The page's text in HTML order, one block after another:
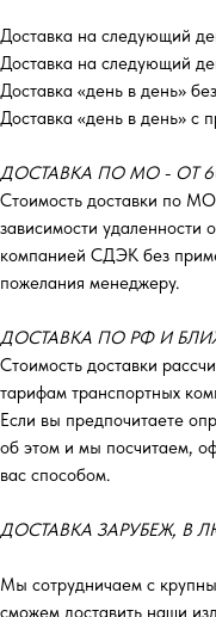
Доставка на следующий
Доставка на следующий
Доставка «день в день»
Доставка «день в день» с
ДОСТАВКА ПО МО - ОТ
Стоимость доставки по
зависимости
компанией СДЭК без
пожелания менеджеру.
ДОСТАВКА ПО РФ И
Стоимость доставки
тарифам транспортных
Если вы предпочитаете
об этом и мы посчитаем,
вас способом.
ДОСТАВКА ЗАРУБЕЖ, В
Мы сотрудничаем с
сможем доставить наши